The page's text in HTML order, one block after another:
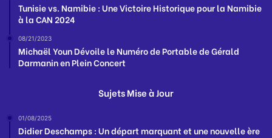
Tunisie vs. Namibie : Une Victoire Historique pour la Namibie
à la CAN 2024
08/21/2023
Michaël Youn Dévoile le Numéro de Portable de Gérald
Darmanin en Plein Concert
Sujets Mise à Jour
01/08/2025
Didier Deschamps : Un départ marquant et une nouvelle ère